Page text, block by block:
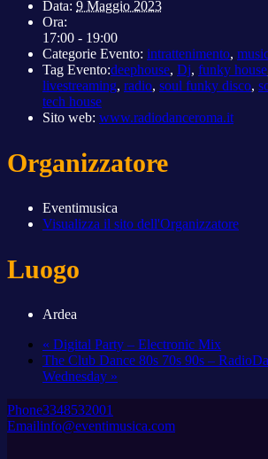
Data: 9 Maggio 2023
Ora:
17:00 - 19:00
Categorie Evento: intrattenimento,
Tag Evento:deephouse, Dj, funky house
livestreaming, radio, soul funky disco,
tech house
Sito web: www.radiodanceroma.it
Organizzatore
Eventimusica
Visualizza il sito dell'Organizzatore
Luogo
Ardea
« Digital Party – Electronic Mix
The Club Dance 80s 70s 90s –
Wednesday »
Phone3348532001
Emailinfo@eventimusica.com